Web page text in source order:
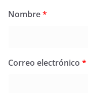
Nombre*
Correo electrónico *